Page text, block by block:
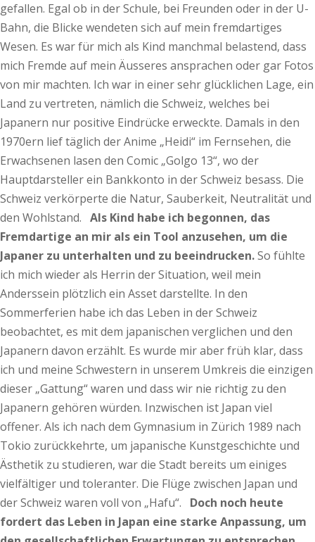
gefallen. Egal ob in der Schule, bei Freunden oder in der U-
Bahn, die Blicke wendeten sich auf mein fremdartiges
Wesen. Es war für mich als Kind manchmal belastend, dass
mich Fremde auf mein Äusseres ansprachen oder gar Fotos
von mir machten. Ich war in einer sehr glücklichen Lage, ein
Land zu vertreten, nämlich die Schweiz, welches bei
Japanern nur positive Eindrücke erweckte. Damals in den
1970ern lief täglich der Anime „Heidi“ im Fernsehen, die
Erwachsenen lasen den Comic „Golgo 13“, wo der
Hauptdarsteller ein Bankkonto in der Schweiz besass. Die
Schweiz verkörperte die Natur, Sauberkeit, Neutralität und
den Wohlstand. Als Kind habe ich begonnen, das
Fremdartige an mir als ein Tool anzusehen, um die
Japaner zu unterhalten und zu beeindrucken.So fühlte
ich mich wieder als Herrin der Situation, weil mein
Anderssein plötzlich ein Asset darstellte. In den
Sommerferien habe ich das Leben in der Schweiz
beobachtet, es mit dem japanischen verglichen und den
Japanern davon erzählt. Es wurde mir aber früh klar, dass
ich und meine Schwestern in unserem Umkreis die einzigen
dieser „Gattung“ waren und dass wir nie richtig zu den
Japanern gehören würden. Inzwischen ist Japan viel
offener. Als ich nach dem Gymnasium in Zürich 1989 nach
Tokio zurückkehrte, um japanische Kunstgeschichte und
Ästhetik zu studieren, war die Stadt bereits um einiges
vielfältiger und toleranter. Die Flüge zwischen Japan und
der Schweiz waren voll von „Hafu“. Doch noch heute
fordert das Leben in Japan eine starke Anpassung, um